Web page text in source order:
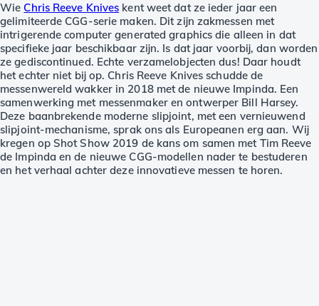
Wie Chris Reeve Knives kent weet dat ze ieder jaar een
gelimiteerde CGG-serie maken. Dit zijn zakmessen met
intrigerende computer generated graphics die alleen in dat
specifieke jaar beschikbaar zijn. Is dat jaar voorbij, dan worden
ze gediscontinued. Echte verzamelobjecten dus! Daar houdt
het echter niet bij op. Chris Reeve Knives schudde de
messenwereld wakker in 2018 met de nieuwe Impinda. Een
samenwerking met messenmaker en ontwerper Bill Harsey.
Deze baanbrekende moderne slipjoint, met een vernieuwend
slipjoint-mechanisme, sprak ons als Europeanen erg aan. Wij
kregen op Shot Show 2019 de kans om samen met Tim Reeve
de Impinda en de nieuwe CGG-modellen nader te bestuderen
en het verhaal achter deze innovatieve messen te horen.